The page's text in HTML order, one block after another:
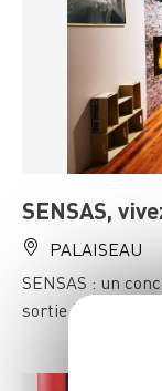
SENSAS,
PALAISEAU
SENSAS : un
sortie à Massy